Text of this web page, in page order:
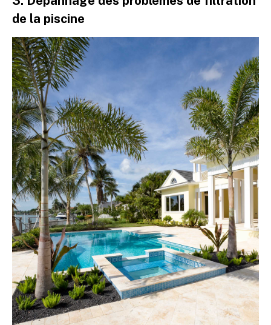
de la piscine